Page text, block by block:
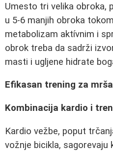
Umesto tri velika obroka,
u 5-6 manjih obroka
metabolizam aktívnim i
obrok treba da sadrži
masti i ugljene hidrate
Efikasan trening za
Kombinacija kardio i
Kardio vežbe, poput
vožnje bicikla, sagorevaju